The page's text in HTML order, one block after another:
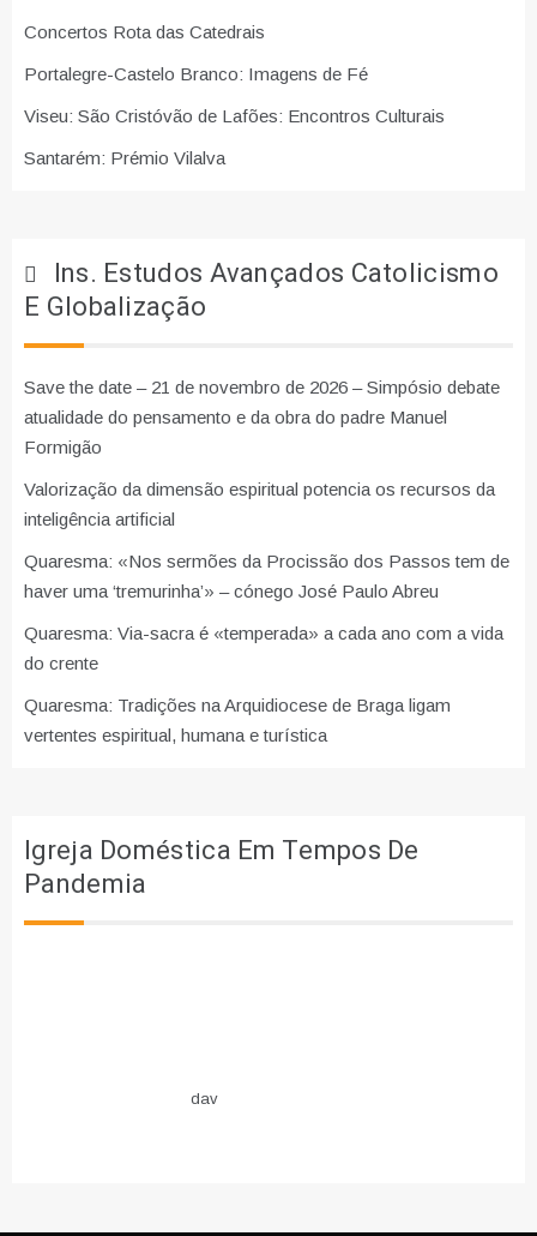
Concertos Rota das Catedrais
Portalegre-Castelo Branco: Imagens de Fé
Viseu: São Cristóvão de Lafões: Encontros Culturais
Santarém: Prémio Vilalva
Ins. Estudos Avançados Catolicismo
E Globalização
Save the date – 21 de novembro de 2026 – Simpósio debate
atualidade do pensamento e da obra do padre Manuel
Formigão
Valorização da dimensão espiritual potencia os recursos da
inteligência artificial
Quaresma: «Nos sermões da Procissão dos Passos tem de
haver uma ‘tremurinha’» – cónego José Paulo Abreu
Quaresma: Via-sacra é «temperada» a cada ano com a vida
do crente
Quaresma: Tradições na Arquidiocese de Braga ligam
vertentes espiritual, humana e turística
Igreja Doméstica Em Tempos De
Pandemia
dav